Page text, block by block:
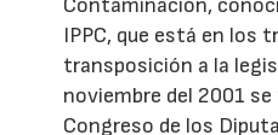
Contaminación,
IPPC, que está en los
transposición a la
noviembre del 2001
Congreso de los